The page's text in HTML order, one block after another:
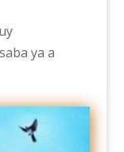
ya a